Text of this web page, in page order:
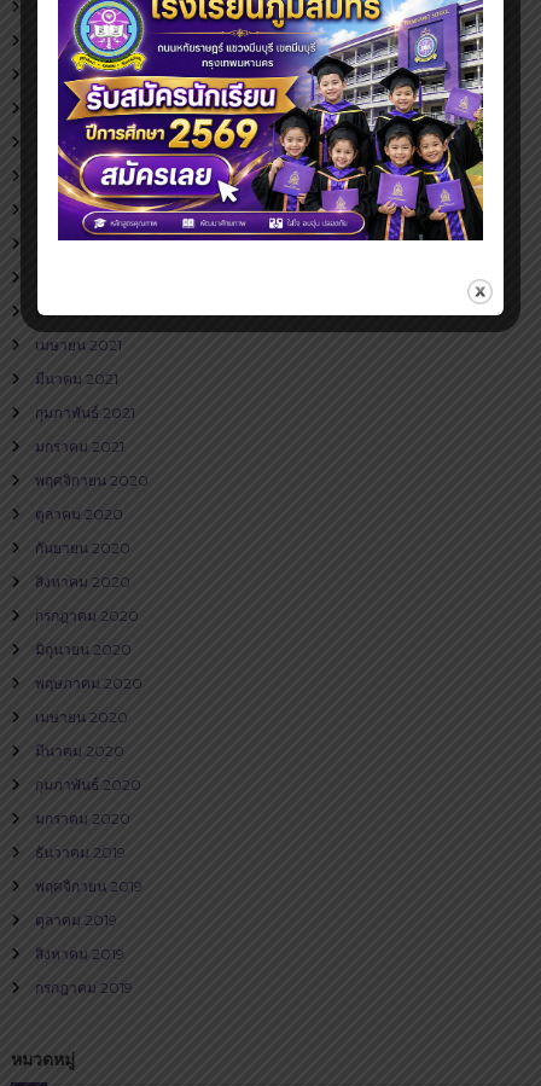
พฤษภาคม 2023
ธันวาคม 2022
สิงหาคม 2022
กรกฎาคม 2022
มิถุนายน 2022
พฤษภาคม 2022
ธันวาคม 2021
ตุลาคม 2021
สิงหาคม 2021
เมษายน 2021
มีนาคม 2021
กุมภาพันธ์ 2021
มกราคม 2021
พฤศจิกายน 2020
ตุลาคม 2020
กันยายน 2020
สิงหาคม 2020
กรกฎาคม 2020
มิถุนายน 2020
พฤษภาคม 2020
เมษายน 2020
มีนาคม 2020
กุมภาพันธ์ 2020
มกราคม 2020
ธันวาคม 2019
พฤศจิกายน 2019
ตุลาคม 2019
สิงหาคม 2019
กรกฎาคม 2019
หมวดหมู่